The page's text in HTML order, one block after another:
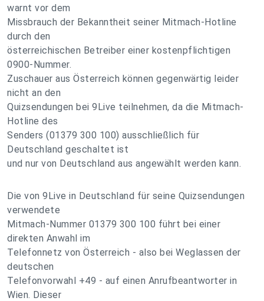
warnt vor dem
Missbrauch der Bekanntheit seiner Mitmach-Hotline
durch den
österreichischen Betreiber einer kostenpflichtigen
0900-Nummer.
Zuschauer aus Österreich können gegenwärtig leider
nicht an den
Quizsendungen bei 9Live teilnehmen, da die Mitmach-
Hotline des
Senders (01379 300 100) ausschließlich für
Deutschland geschaltet ist
und nur von Deutschland aus angewählt werden kann.
Die von 9Live in Deutschland für seine Quizsendungen
verwendete
Mitmach-Nummer 01379 300 100 führt bei einer
direkten Anwahl im
Telefonnetz von Österreich - also bei Weglassen der
deutschen
Telefonvorwahl +49 - auf einen Anrufbeantworter in
Wien. Dieser